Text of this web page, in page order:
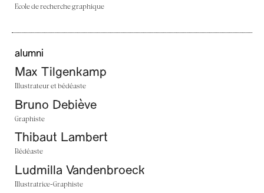
Ecole de recherche graphique
alumni
Max Tilgenkamp
Illustrateur et bédéaste
Bruno Debiève
Graphiste
Thibaut Lambert
Bédéaste
Ludmilla Vandenbroeck
Illustratrice-Graphiste